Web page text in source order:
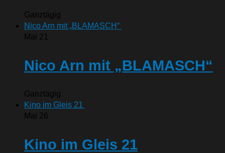
Ganztägig
Nico Arn mit „BLAMASCH“
Mai 21
Nico Arn mit „BLAMASCH“
Ganztägig
Kino im Gleis 21
Mai 26
Kino im Gleis 21